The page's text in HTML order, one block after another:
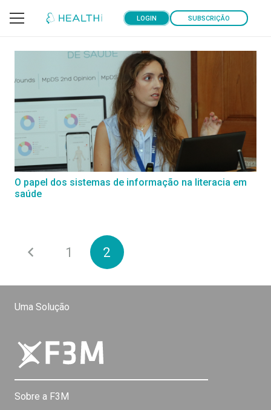
LOGIN SUBSCRIÇÃO
O papel dos sistemas de informação na literacia em
saúde
1 2
Uma Solução
Sobre a F3M